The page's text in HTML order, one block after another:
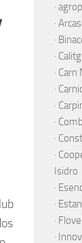
·
·
·
·
· Carn
·
·
·
·
·
Isidro
·
·
·
·